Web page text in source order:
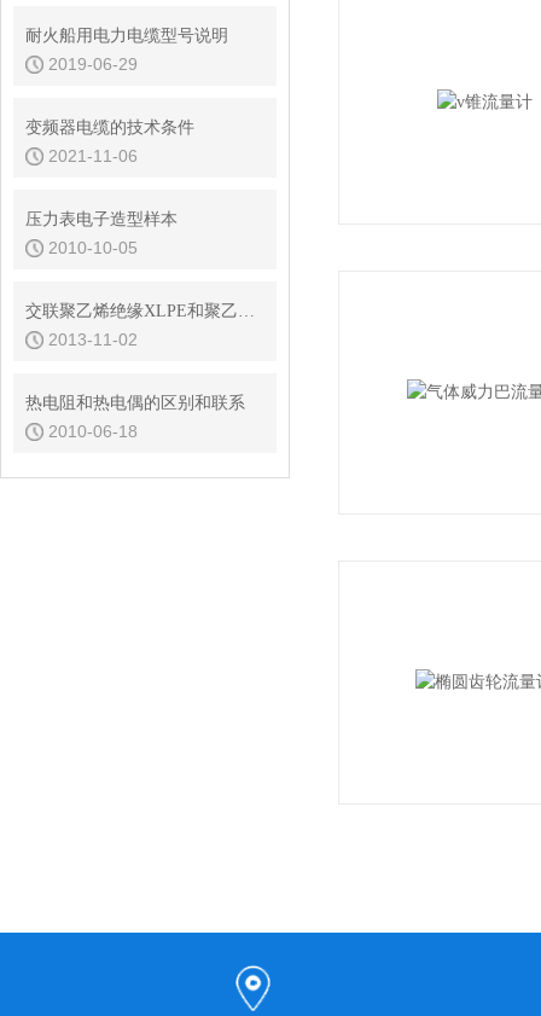
耐火船用电力电缆型号说明
2019-06-29
变频器电缆的技术条件
2021-11-06
压力表电子造型样本
2010-10-05
交联聚乙烯绝缘XLPE和聚乙烯绝缘物理性能
2013-11-02
热电阻和热电偶的区别和联系
2010-06-18